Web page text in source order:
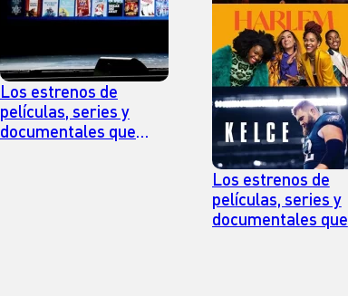
Los estrenos de
películas, series y
documentales que
Los estrenos de
películas, series y
documentales que